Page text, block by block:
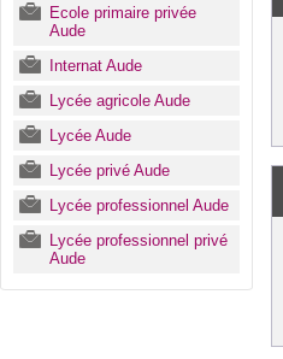
Ecole primaire privée
Aude
Internat Aude
Lycée agricole Aude
Lycée Aude
Lycée privé Aude
Lycée professionnel Aude
Lycée professionnel privé
Aude